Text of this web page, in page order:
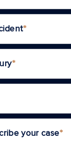
*
*
your case*